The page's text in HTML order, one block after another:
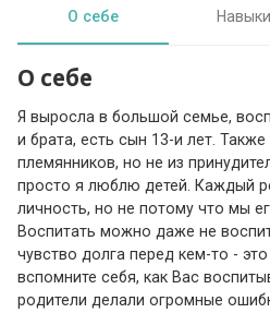
О себе Навыки
О себе
Я выросла в большой семье,
и брата, есть сын 13-и лет.
племянников, но не из
просто я люблю детей. Каждый
личность, но не потому что мы
Воспитать можно даже не
чувство долга перед кем-то -
вспомните себя, как Вас
родители делали огромные